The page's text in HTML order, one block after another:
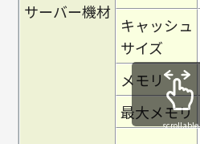
サーバー機材
キャッシュ
サイズ
メモリ
最大メモリ
scrollable